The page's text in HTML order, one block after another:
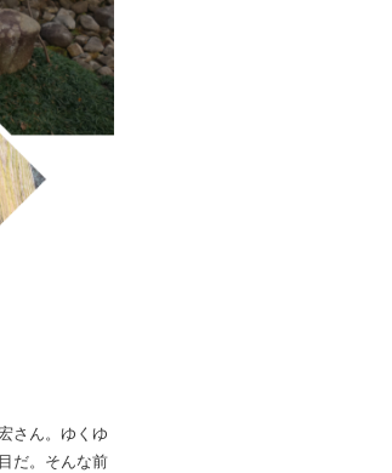
さん。ゆくゆ
だ。そんな前